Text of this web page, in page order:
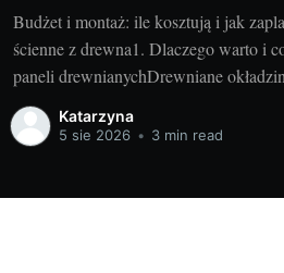
Budżet i montaż: ile kosztują i jak
ścienne z drewna1. Dlaczego warto i
paneli drewnianychDrewniane
sposób na ocieplenie wnętrza, poprawę
podniesienie wartości nieruchomości.
Katarzyna
5 sie 2026 • 3 min read